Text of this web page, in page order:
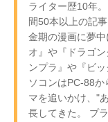
ライター歴10年
間50本以上の記
金期の漫画に夢
オ』や『ドラゴ
ンプラ』や『ビ
ソコンはPC-88
マを追いかけ、"
長してきた。 プ